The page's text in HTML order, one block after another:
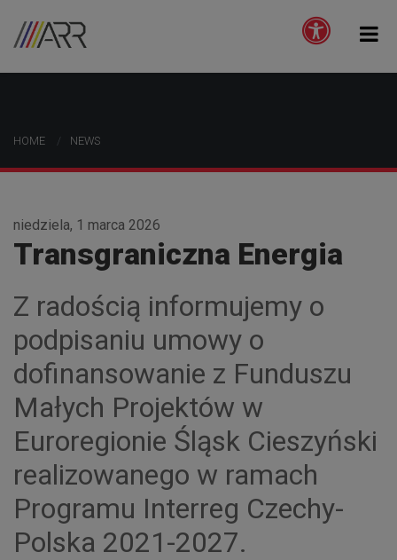
HOME NEWS
niedziela, 1 marca 2026
Transgraniczna Energia
Z radością informujemy o
podpisaniu umowy o
dofinansowanie z Funduszu
Małych Projektów w
Euroregionie Śląsk Cieszyński
realizowanego w ramach
Programu Interreg Czechy-
Polska 2021-2027.